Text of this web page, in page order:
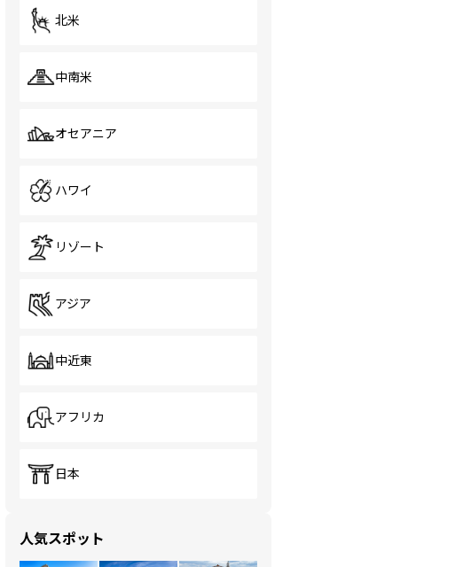
北米
中南米
オセアニア
ハワイ
リゾート
アジア
中近東
アフリカ
日本
人気スポット